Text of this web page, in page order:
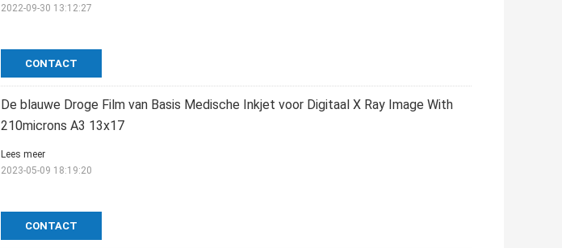
CONTACT
2022-09-30 13:12:27
De blauwe Droge Film van Basis Medische Inkjet voor Digitaal X Ray Image With
210microns A3 13x17
CONTACT
Lees meer
2023-05-09 18:19:20